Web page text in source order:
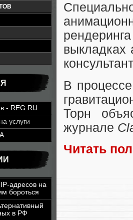
- REG.RU
услуги
адресов на
бороться
в РФ
выкладках
В
Торн
журнале
Читать